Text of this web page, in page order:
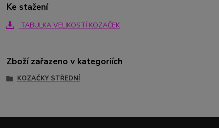
Ke stažení
TABULKA VELIKOSTÍ KOZAČEK
Zboží zařazeno v kategoriích
KOZAČKY STŘEDNÍ